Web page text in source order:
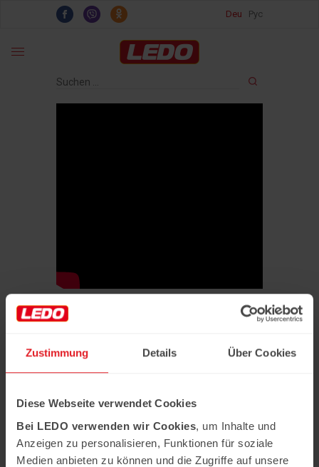
Zustimmung Details Über Cookies
Diese Webseite verwendet Cookies
Bei LEDO verwenden wir Cookies, um Inhalte und
Anzeigen zu personalisieren, Funktionen für soziale
Medien anbieten zu können und die Zugriffe auf unsere
Deu Рус
Startseite Schneller Apfelstrudel
Schneller Apfelstrudel
Zutaten:
- 1 Blatt Blätterteig
- 2 Äpfel
- Saft einer halben Zitrone
- 20 g Zucker
- Rosinen
- 150 g Marmelade